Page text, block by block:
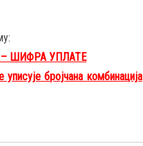
ШИФРА УПЛАТЕ
бројчана комбинација